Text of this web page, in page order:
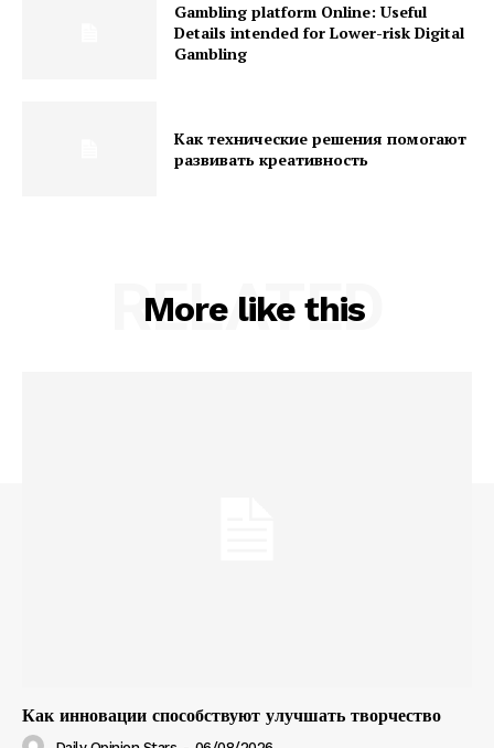
Gambling platform Online: Useful
Details intended for Lower-risk Digital
Gambling
Как технические решения помогают
развивать креативность
More like this
RELATED
Как инновации способствуют улучшать творчество